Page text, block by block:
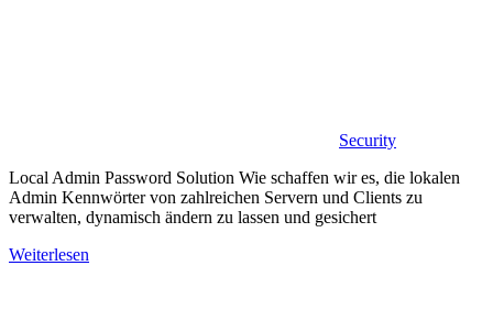
Security
Local Admin Password Solution Wie schaffen wir es, die lokalen
Admin Kennwörter von zahlreichen Servern und Clients zu
verwalten, dynamisch ändern zu lassen und gesichert
Weiterlesen